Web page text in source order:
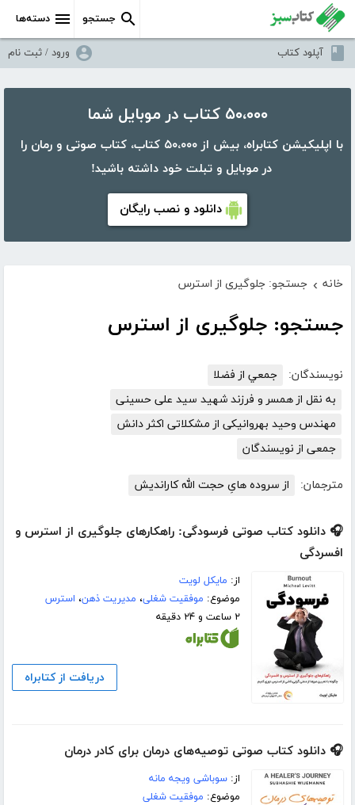
دسته‌ها جستجو
آپلود کتاب ورود / ثبت نام
۵۰،۰۰۰ کتاب در موبایل شما
با اپلیکیشن کتابراه، بیش از ۵۰،۰۰۰ کتاب، کتاب صوتی و رمان را
در موبایل و تبلت خود داشته باشید!
دانلود و نصب رایگان
خانه › جستجو: جلوگیری از استرس
جستجو: جلوگیری از استرس
نویسندگان:
جمعي از فضلا
به نقل از همسر و فرزند شهید سید علی حسینی
مهندس وحید بهروانیکی از مشکلاتی اکثر دانش
جمعی از نویسندگان
مترجمان: از سروده هایِ حجت الله کاراندیش
🎧 دانلود کتاب صوتی فرسودگی: راهکارهای جلوگیری از استرس و
افسردگی
از: مایکل لویت
موضوع: موفقیت شغلی، مدیریت ذهن، استرس
۲ ساعت و ۲۴ دقیقه
دریافت از کتابراه
🎧 دانلود کتاب صوتی توصیه‌های درمان برای کادر درمان
از:سوباشی ویجه مانه
موضوع: موفقیت شغلی